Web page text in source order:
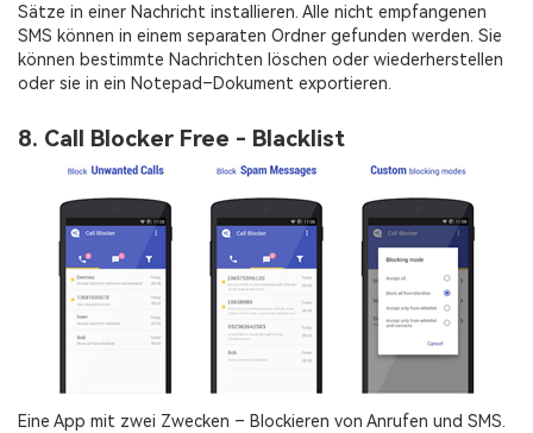
Sätze in einer Nachricht installieren. Alle nicht empfangenen
SMS können in einem separaten Ordner gefunden werden. Sie
können bestimmte Nachrichten löschen oder wiederherstellen
oder sie in ein Notepad–Dokument exportieren.
8. Call Blocker Free - Blacklist
Eine App mit zwei Zwecken – Blockieren von Anrufen und SMS.